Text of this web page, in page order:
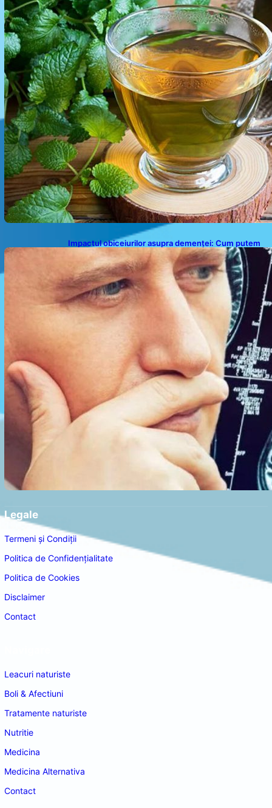
Impactul obiceiurilor asupra demenței: Cum putem
preveni îmbătrânirea prematură a creierului
Legale
Termeni și Condiții
Politica de Confidențialitate
Politica de Cookies
Disclaimer
Contact
Leacuri naturiste
Boli & Afectiuni
Tratamente naturiste
Nutritie
Medicina
Medicina Alternativa
Contact